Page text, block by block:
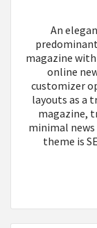
An
magazine
online
customizer
layouts as a
magazine,
minimal
theme is